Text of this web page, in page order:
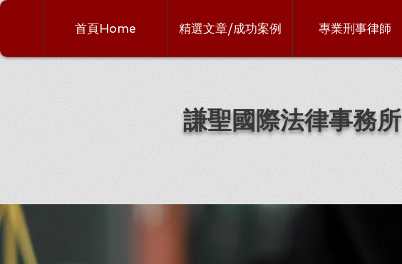
首頁Home 精選文章/成功案例 專業刑事律師
謙聖國際法律事務所